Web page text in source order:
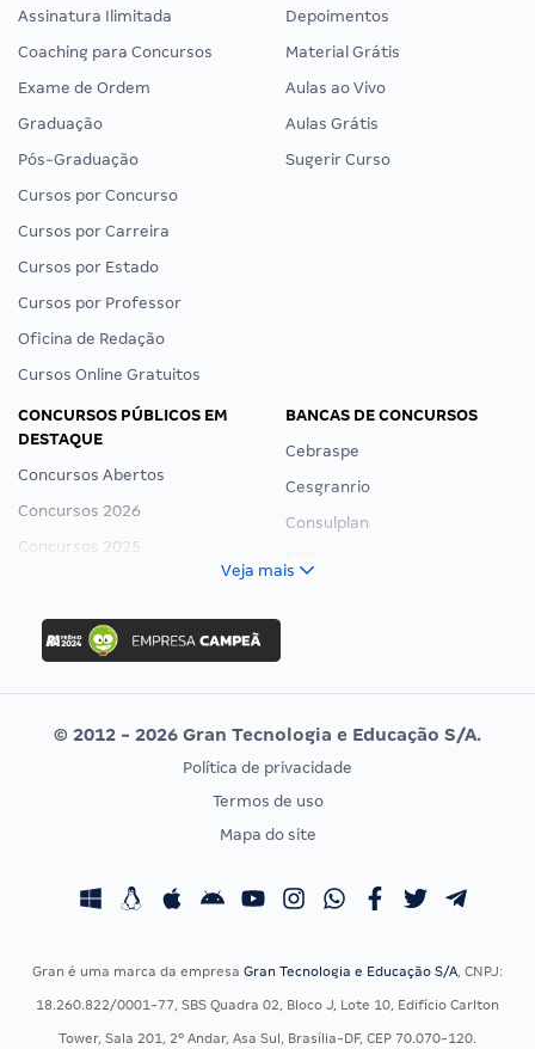
Assinatura Ilimitada
Coaching para Concursos
Exame de Ordem
Graduação
Pós-Graduação
Cursos por Concurso
Cursos por Carreira
Cursos por Estado
Cursos por Professor
Oficina de Redação
Cursos Online Gratuitos
Depoimentos
Material Grátis
Aulas ao Vivo
Aulas Grátis
Sugerir Curso
CONCURSOS PÚBLICOS EM
DESTAQUE
Concursos Abertos
Concursos 2026
Concursos 2025
Concurso Ibama
Concurso MPU
Editais publicados
BANCAS DE CONCURSOS
Cebraspe
Cesgranrio
Consulplan
Vunesp
CONCURSOS POR PROFISSÃO
Concursos Fiscais
Concursos Saúde
EXAME DE ORDEM
Calendário OAB
Veja mais
© 2012 - 2026 Gran Tecnologia e Educação S/A.
Política de privacidade
Termos de uso
Mapa do site
Gran é uma marca da empresa Gran Tecnologia e Educação S/A, CNPJ:
18.260.822/0001-77, SBS Quadra 02, Bloco J, Lote 10, Edifício Carlton
Tower, Sala 201, 2º Andar, Asa Sul, Brasília-DF, CEP 70.070-120.